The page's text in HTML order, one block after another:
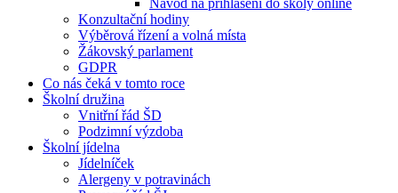
Návod na přihlášení do školy online
Konzultační hodiny
Výběrová řízení a volná místa
Žákovský parlament
GDPR
Co nás čeká v tomto roce
Školní družina
Vnitřní řád ŠD
Podzimní výzdoba
Školní jídelna
Jídelníček
Alergeny v potravinách